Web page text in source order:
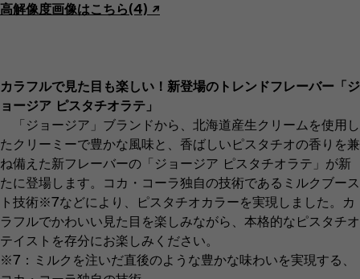
高解像度画像はこちら(4) ↗︎
カラフルで見た目も楽しい！新登場のトレンドフレーバー「ジ
ョージア ピスタチオラテ」
「ジョージア」ブランドから、北海道産生クリームを使用し
たクリーミーで豊かな風味と、香ばしいピスタチオの香りを兼
ね備えた新フレーバーの「ジョージア ピスタチオラテ」が新
たに登場します。コカ・コーラ独自の技術であるミルクブース
ト技術※7などにより、ピスタチオカラーを実現しました。カ
ラフルでかわいい見た目を楽しみながら、本格的なピスタチオ
テイストを存分にお楽しみください。
※7：ミルクを注いだ直後のような豊かな味わいを実現する、